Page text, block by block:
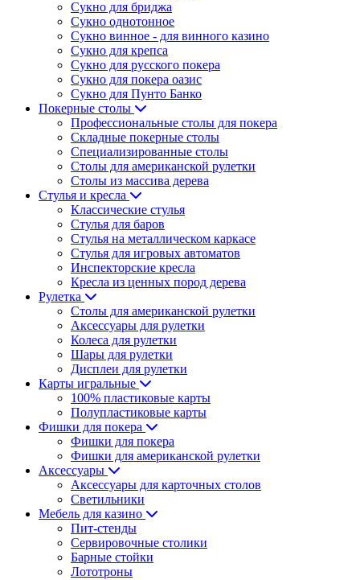
Сукно для бриджа
Сукно однотонное
Сукно винное - для винного казино
Сукно для крепса
Сукно для русского покера
Сукно для покера оазис
Сукно для Пунто Банко
Покерные столы
Профессиональные столы для покера
Складные покерные столы
Специализированные столы
Столы для американской рулетки
Столы из массива дерева
Стулья и кресла
Классические стулья
Стулья для баров
Стулья на металлическом каркасе
Стулья для игровых автоматов
Инспекторские кресла
Кресла из ценных пород дерева
Рулетка
Столы для американской рулетки
Аксессуары для рулетки
Колеса для рулетки
Шары для рулетки
Дисплеи для рулетки
Карты игральные
100% пластиковые карты
Полупластиковые карты
Фишки для покера
Фишки для покера
Фишки для американской рулетки
Аксессуары
Аксессуары для карточных столов
Светильники
Мебель для казино
Пит-стенды
Сервировочные столики
Барные стойки
Лототроны